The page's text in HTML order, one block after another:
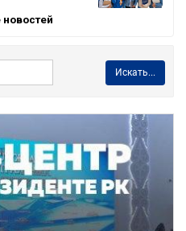
Искать...